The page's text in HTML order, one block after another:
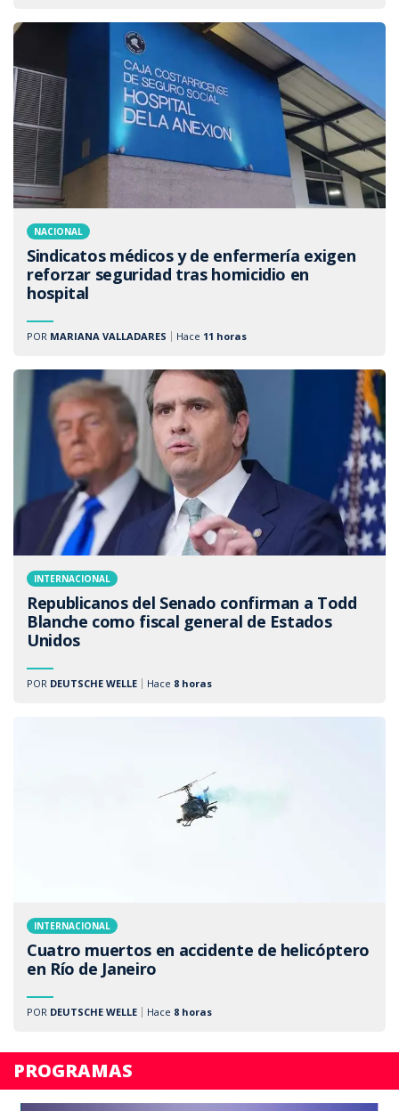
NACIONAL
Sindicatos médicos y de enfermería exigen
reforzar seguridad tras homicidio en
hospital
Hace 11 horas
POR MARIANA VALLADARES
INTERNACIONAL
Republicanos del Senado confirman a Todd
Blanche como fiscal general de Estados
Unidos
Hace 8 horas
POR DEUTSCHE WELLE
INTERNACIONAL
Cuatro muertos en accidente de helicóptero
en Río de Janeiro
Hace 8 horas
POR DEUTSCHE WELLE
PROGRAMAS